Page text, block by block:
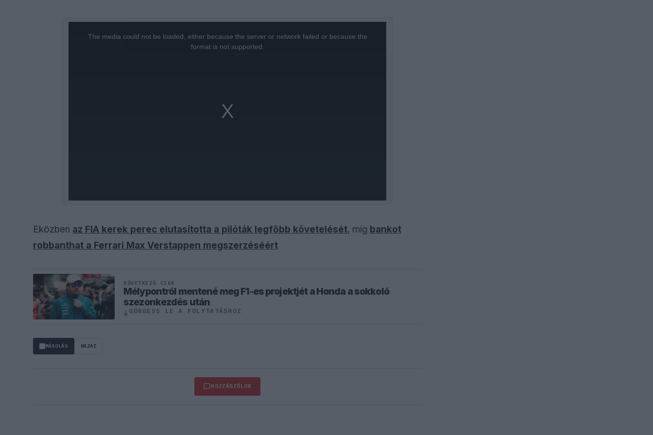
The media could not be loaded, either because the server or network failed or because the
format is not supported.
Eközben az FIA kerek perec elutasította a pilóták legfőbb követelését, míg bankot
robbanthat a Ferrari Max Verstappen megszerzéséért
KÖVETKEZŐ CIKK
Mélypontról mentené meg F1-es projektjét a Honda a sokkoló
szezonkezdés után
↓ GÖRGESS LE A FOLYTATÁSHOZ
MÁSOLÁS HAZAI
HOZZÁSZÓLOK